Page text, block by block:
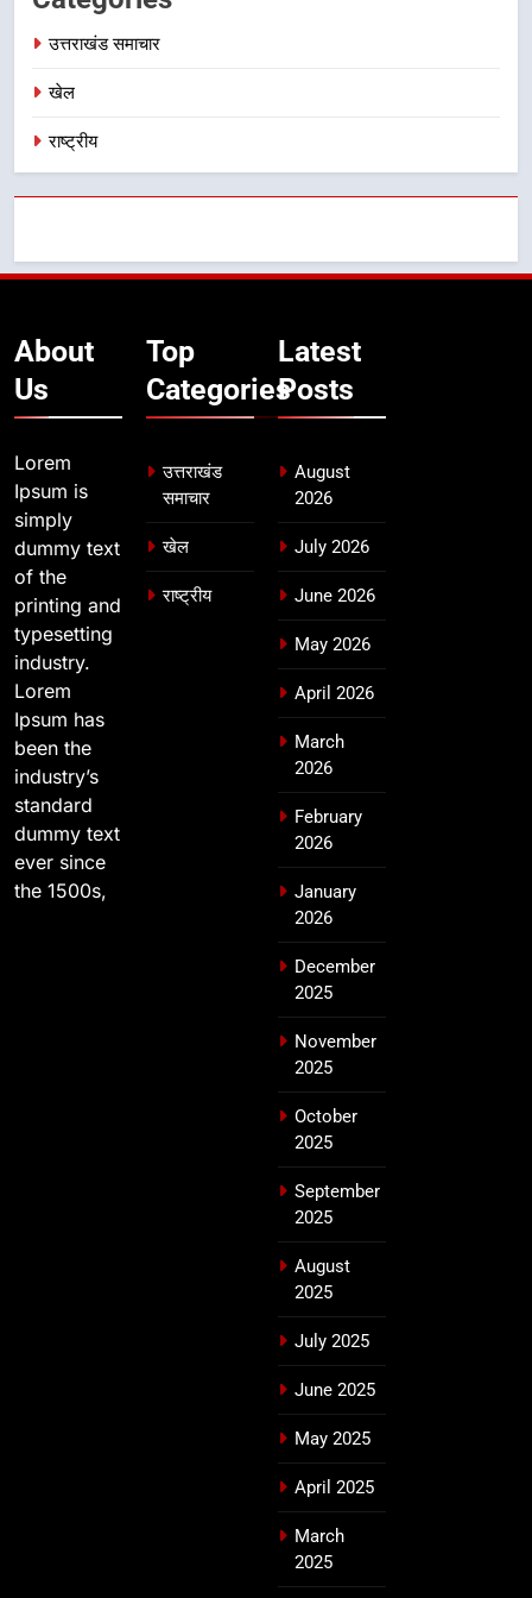
उत्तराखंड समाचार
खेल
राष्ट्रीय
About
Us
Lorem
Ipsum is
simply
dummy text
of the
printing and
typesetting
industry.
Lorem
Ipsum has
been the
industry’s
standard
dummy text
ever since
the 1500s,
Top
Categories
उत्तराखंड
समाचार
खेल
राष्ट्रीय
Latest
Posts
August
2026
July 2026
June 2026
May 2026
April 2026
March
2026
February
2026
January
2026
December
2025
November
2025
October
2025
September
2025
August
2025
July 2025
June 2025
May 2025
April 2025
March
2025